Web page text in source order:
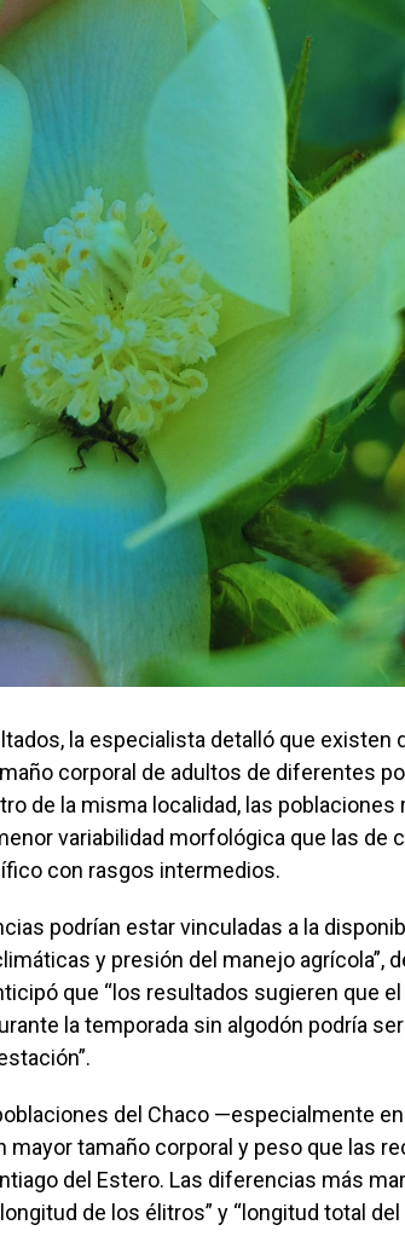
la especialista detalló que
corporal de adultos de diferentes
de la misma localidad, las
variabilidad morfológica que las de
con rasgos intermedios.
podrían estar vinculadas a la
y presión del manejo agrícola”,
que “los resultados sugieren que
la temporada sin algodón podría
del Chaco —especialmente en
tamaño corporal y peso que las
del Estero. Las diferencias más
de los élitros” y “longitud total del